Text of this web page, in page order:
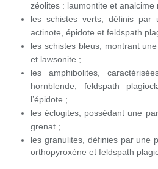
zéolites : laumontite et analcime
les schistes verts, définis par
actinote, épidote et feldspath
les schistes bleus, montrant
et lawsonite ;
les amphibolites,
hornblende, feldspath
l’épidote ;
les éclogites, possédant une
grenat ;
les granulites, définies par une
orthopyroxène et feldspath